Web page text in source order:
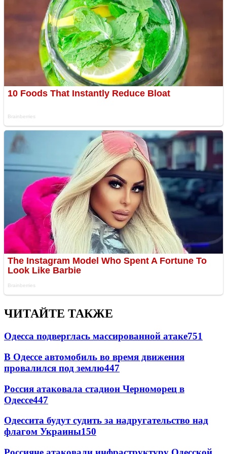
ЧИТАЙТЕ ТАКЖЕ
Одесса подверглась массированной атаке751
В Одессе автомобиль во время движения
провалился под землю447
Россия атаковала стадион Черноморец в
Одессе447
Одессита будут судить за надругательство над
флагом Украины150